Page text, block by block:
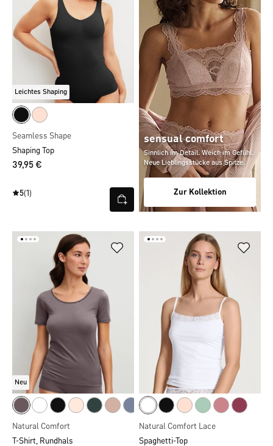
Leichtes Shaping
Seamless Shape
Shaping Top
39,95 €
5(1)
sensual comfort
Sinnlich im Detail. Weich im Gefühl.
Neue Lieblingsstücke aus Spitze.
Zur Kollektion
Neu
Natural Comfort
T-Shirt, Rundhals
Natural Comfort Lace
Spaghetti-Top